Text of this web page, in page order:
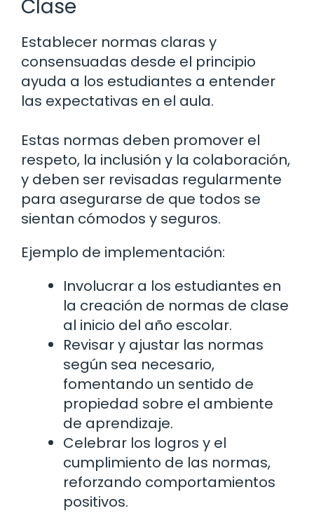
Clase
Establecer normas claras y
consensuadas desde el principio
ayuda a los estudiantes a entender
las expectativas en el aula.
Estas normas deben promover el
respeto, la inclusión y la colaboración,
y deben ser revisadas regularmente
para asegurarse de que todos se
sientan cómodos y seguros.
Ejemplo de implementación:
Involucrar a los estudiantes en
la creación de normas de clase
al inicio del año escolar.
Revisar y ajustar las normas
según sea necesario,
fomentando un sentido de
propiedad sobre el ambiente
de aprendizaje.
Celebrar los logros y el
cumplimiento de las normas,
reforzando comportamientos
positivos.